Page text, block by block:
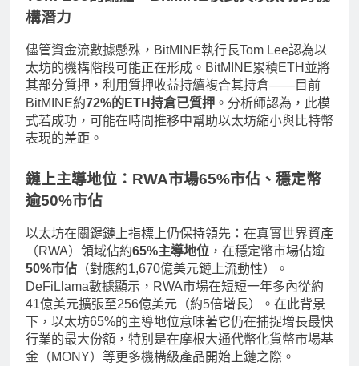
構潛力
儘管資金流數據懸殊，BitMINE執行長Tom Lee認為以
太坊的機構階段可能正在形成。BitMINE累積ETH並將
其部分質押，利用質押收益持續複合其持倉——目前
BitMINE約72%的ETH持倉已質押 。分析師認為，此模
式若成功，可能在時間推移中幫助以太坊縮小與比特幣
表現的差距。
鏈上主導地位：RWA市場65%市佔、穩定幣
逾50%市佔
以太坊在關鍵鏈上指標上仍保持領先：在真實世界資產
（RWA）領域佔約65%主導地位 ，在穩定幣市場佔逾
50%市佔 （對應約1,670億美元鏈上流動性）。
DeFiLlama數據顯示，RWA市場在短短一年多內從約
41億美元擴張至256億美元（約5倍增長）。在此背景
下，以太坊65%的主導地位意味著它仍在捕捉增長最快
行業的最大份額，特別是在摩根大通代幣化貨幣市場基
金（MONY）等更多機構級產品開始上鏈之際。